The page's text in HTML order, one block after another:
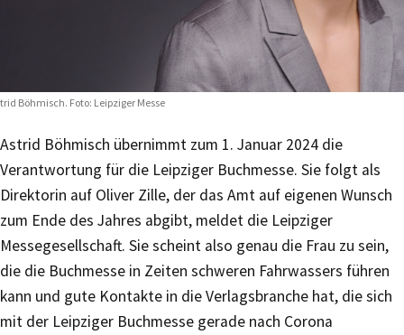
Böhmisch. Foto: Leipziger Messe
Astrid Böhmisch übernimmt zum 1. Januar 2024 die
Verantwortung für die Leipziger Buchmesse. Sie folgt als
Direktorin auf Oliver Zille, der das Amt auf eigenen Wunsch
zum Ende des Jahres abgibt, meldet die Leipziger
Messegesellschaft. Sie scheint also genau die Frau zu sein,
die die Buchmesse in Zeiten schweren Fahrwassers führen
kann und gute Kontakte in die Verlagsbranche hat, die sich
mit der Leipziger Buchmesse gerade nach Corona